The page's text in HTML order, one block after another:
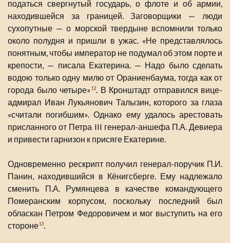
податься свергнутый государь, о флоте и об армии,
находившейся за границей. Заговорщики — люди
сухопутные — о морской твердыне вспомнили только
около полудня и пришли в ужас. «Не представлялось
понятным, чтобы император не подумал об этом порте и
крепости, — писала Екатерина. — Надо было сделать
водою только одну милю от Ораниенбаума, тогда как от
города было четыре»12
. В Кронштадт отправился вице-
адмирал Иван Лукьянович Талызин, которого за глаза
«считали погибшим». Однако ему удалось арестовать
присланного от Петра III генерал-аншефа П.А. Девиера
и привести гарнизон к присяге Екатерине.
Одновременно рескрипт получил генерал-поручик П.И.
Панин, находившийся в Кёнигсберге. Ему надлежало
сменить П.А. Румянцева в качестве командующего
Померанским корпусом, поскольку последний был
обласкан Петром Федоровичем и мог выступить на его
стороне13